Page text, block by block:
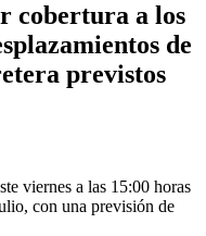
cobertura a los
de
previstos
viernes a las 15:00 horas
con una previsión de